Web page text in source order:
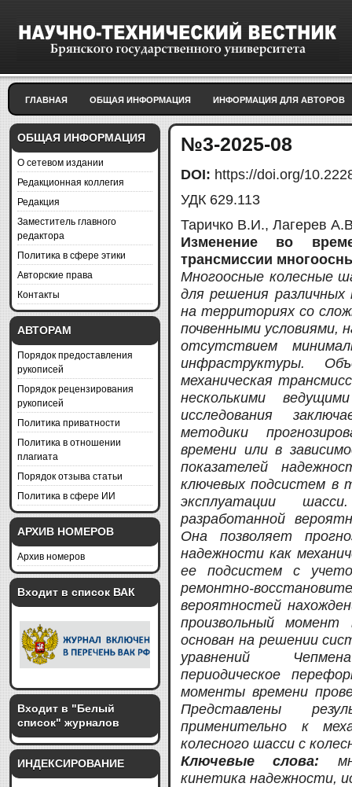
ГЛАВНАЯ ОБЩАЯ ИНФОРМАЦИЯ ИНФОРМАЦИЯ ДЛЯ АВТОРОВ
ОБЩАЯ ИНФОРМАЦИЯ
О сетевом издании
Редакционная коллегия
Редакция
Заместитель главного
редактора
Политика в сфере этики
Авторские права
Контакты
АВТОРАМ
Порядок предоставления
рукописей
Порядок рецензирования
рукописей
Политика приватности
Политика в отношении
плагиата
Порядок отзыва статьи
Политика в сфере ИИ
АРХИВ НОМЕРОВ
Архив номеров
Входит в список ВАК
Входит в "Белый
список" журналов
ИНДЕКСИРОВАНИЕ
№3-2025-08
DOI: https://doi.org/
УДК 629.113
Таричко В.И., Лагерев
Изменение во
трансмиссии
Многоосные колесные
для решения различных
на территориях со
почвенными условиями,
отсутствием
инфраструктуры.
механическая
несколькими
исследования
методики
времени или в
показателей
ключевых подсистем в
эксплуатации
разработанной
Она позволяет
надежности как
ее подсистем с
ремонтно-
вероятностей
произвольный момент
основан на решении
уравнений
периодическое
моменты времени
Представлены
применительно к
колесного шасси с
Ключевые слова:
кинетика надежности,